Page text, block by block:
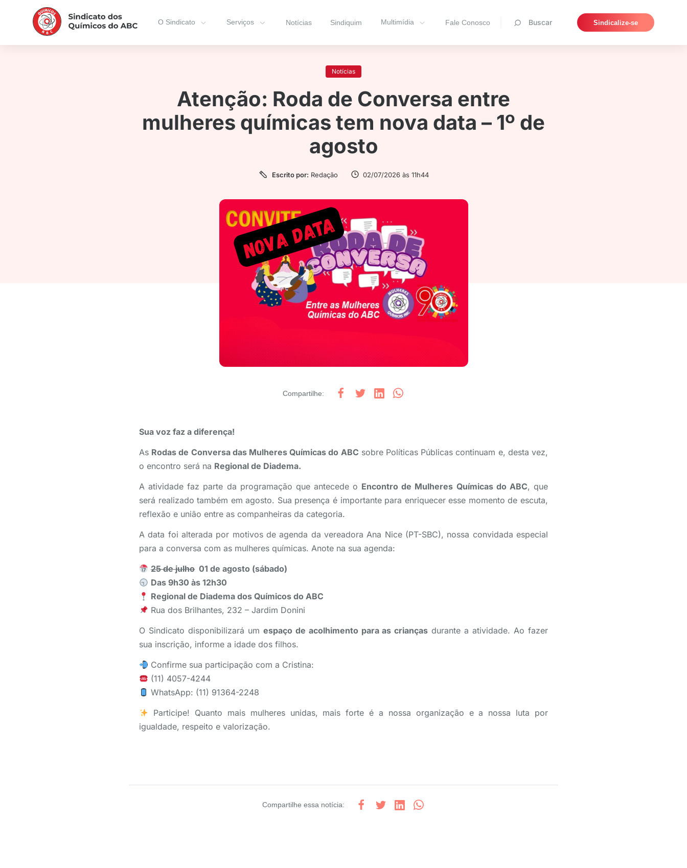
O Sindicato Serviços Notícias Sindiquim Multimídia Fale Conosco Buscar Sindicalize-se
Pesquisar
Notícias
Atenção: Roda de Conversa entre
mulheres químicas tem nova data – 1º de
agosto
Escrito por: Redação 02/07/2026 às 11h44
Compartilhe:
Sua voz faz a diferença!
As Rodas de Conversa das Mulheres Químicas do ABC sobre Políticas Públicas continuam e, desta vez,
o encontro será na Regional de Diadema.
A atividade faz parte da programação que antecede o Encontro de Mulheres Químicas do ABC, que
será realizado também em agosto. Sua presença é importante para enriquecer esse momento de escuta,
reflexão e união entre as companheiras da categoria.
A data foi alterada por motivos de agenda da vereadora Ana Nice (PT-SBC), nossa convidada especial
para a conversa com as mulheres químicas. Anote na sua agenda:
25 de julho01 de agosto (sábado)
Das 9h30 às 12h30
Regional de Diadema dos Químicos do ABC
Rua dos Brilhantes, 232 – Jardim Donini
O Sindicato disponibilizará um espaço de acolhimento para as crianças durante a atividade. Ao fazer
sua inscrição, informe a idade dos filhos.
Confirme sua participação com a Cristina:
(11) 4057-4244
WhatsApp: (11) 91364-2248
Participe! Quanto mais mulheres unidas, mais forte é a nossa organização e a nossa luta por
igualdade, respeito e valorização.
Compartilhe essa notícia: